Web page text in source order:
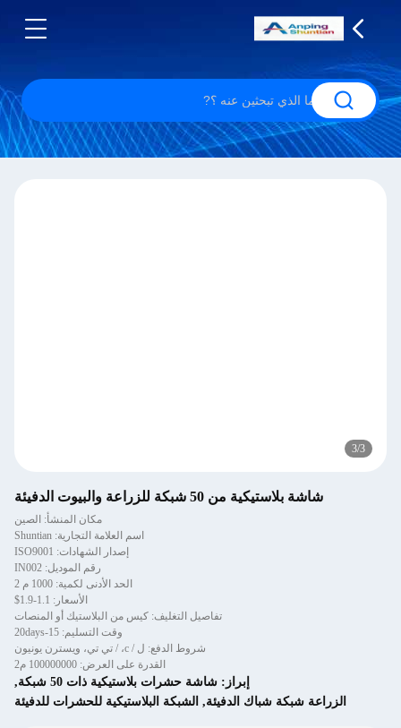
3/3
شاشة بلاستيكية من 50 شبكة للزراعة والبيوت الدفيئة
مكان المنشأ: الصين
اسم العلامة التجارية: Shuntian
إصدار الشهادات: ISO9001
رقم الموديل: IN002
الحد الأدنى لكمية: 1000 م 2
الأسعار: 1.1-1.9$
تفاصيل التغليف: كيس من البلاستيك أو المنصات
وقت التسليم: 15-20days
شروط الدفع: ل / c، / تي تي، ويسترن يونيون
القدرة على العرض: 100000000 م2
إبراز: شاشة حشرات بلاستيكية ذات 50 شبكة
,
الزراعة شبكة شباك الدفيئة, الشبكة البلاستيكية للحشرات للدفيئة